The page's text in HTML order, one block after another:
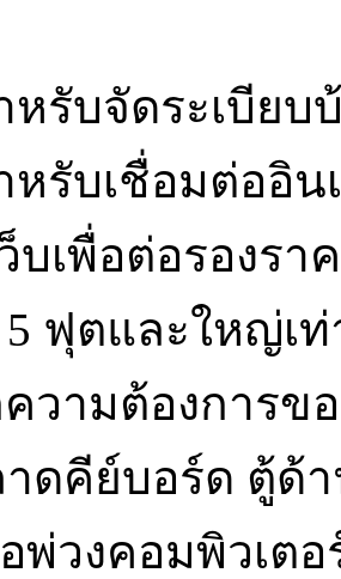
รับจัดระเบีย
รับเชื่อมต่ออิ
บเพื่อต่อรองร
ฟุตและใหญ่เ
วามต้องการข
าดคีย์บอร์ด ตู้ด้
วงคอมพิวเตอ